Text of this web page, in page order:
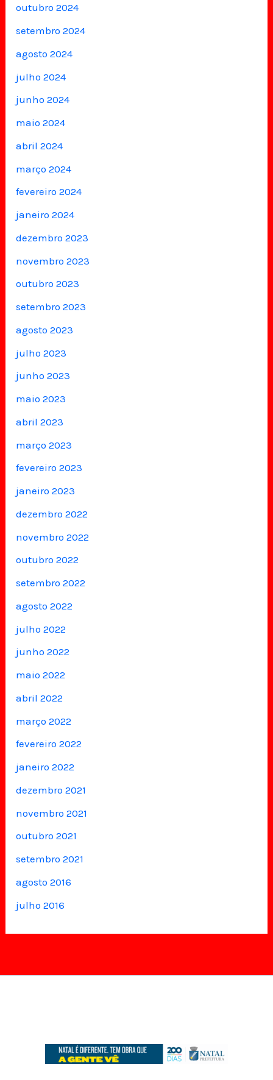
outubro 2024
setembro 2024
agosto 2024
julho 2024
junho 2024
maio 2024
abril 2024
março 2024
fevereiro 2024
janeiro 2024
dezembro 2023
novembro 2023
outubro 2023
setembro 2023
agosto 2023
julho 2023
junho 2023
maio 2023
abril 2023
março 2023
fevereiro 2023
janeiro 2023
dezembro 2022
novembro 2022
outubro 2022
setembro 2022
agosto 2022
julho 2022
junho 2022
maio 2022
abril 2022
março 2022
fevereiro 2022
janeiro 2022
dezembro 2021
novembro 2021
outubro 2021
setembro 2021
agosto 2016
julho 2016